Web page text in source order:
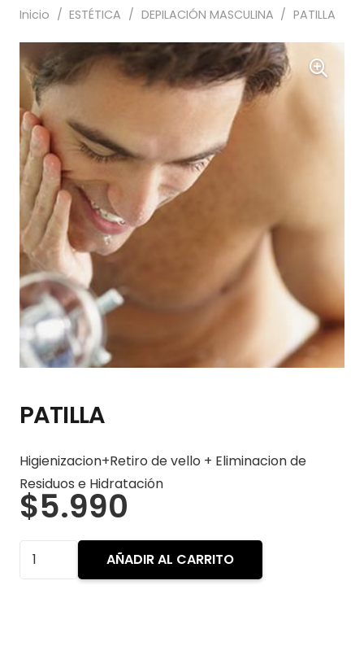
Inicio / ESTÉTICA / DEPILACIÓN MASCULINA / PATILLA
PATILLA
Higienizacion+Retiro de vello + Eliminacion de
Residuos e Hidratación
$5.990
PATILLA
AÑADIR AL CARRITO